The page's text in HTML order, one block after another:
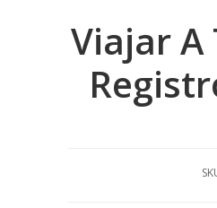
Viajar A